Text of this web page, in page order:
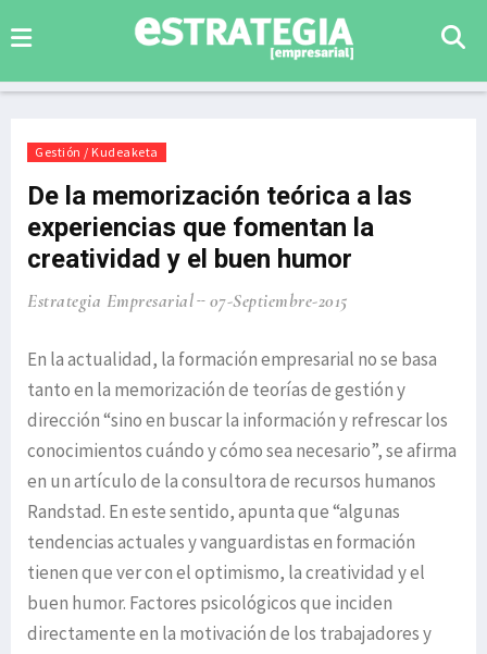
Gestión / Kudeaketa
De la memorización teórica a las
experiencias que fomentan la
creatividad y el buen humor
Estrategia Empresarial 07-Septiembre-2015
En la actualidad, la formación empresarial no se basa
tanto en la memorización de teorías de gestión y
dirección “sino en buscar la información y refrescar los
conocimientos cuándo y cómo sea necesario”, se afirma
en un artículo de la consultora de recursos humanos
Randstad. En este sentido, apunta que “algunas
tendencias actuales y vanguardistas en formación
tienen que ver con el optimismo, la creatividad y el
buen humor. Factores psicológicos que inciden
directamente en la motivación de los trabajadores y